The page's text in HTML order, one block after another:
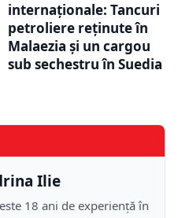
internaționale: Tancuri
petroliere reținute în
Malaezia și un cargou
sub sechestru în Suedia
Ilie
18 ani de experiență în